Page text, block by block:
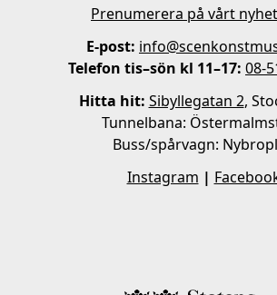
Prenumerera på vårt
E-post:
Telefon tis–sön kl 11–17: 08-
Hitta hit: Sibyllegatan 2,
Tunnelbana:
Buss/spårvagn:
Instagram |